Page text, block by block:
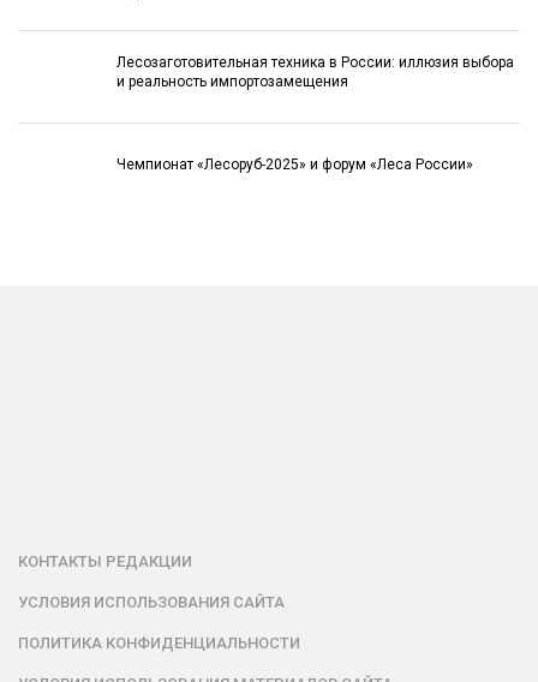
Лесозаготовительная техника в России: иллюзия выбора
и реальность импортозамещения
Чемпионат «Лесоруб-2025» и форум «Леса России»
КОНТАКТЫ РЕДАКЦИИ
УСЛОВИЯ ИСПОЛЬЗОВАНИЯ САЙТА
ПОЛИТИКА КОНФИДЕНЦИАЛЬНОСТИ